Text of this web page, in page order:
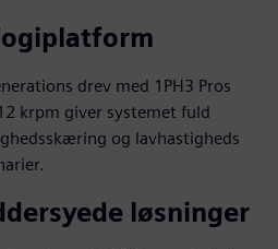
drev med 1PH3 Pros
krpm giver systemet fuld
og lavhastigheds
løsninger